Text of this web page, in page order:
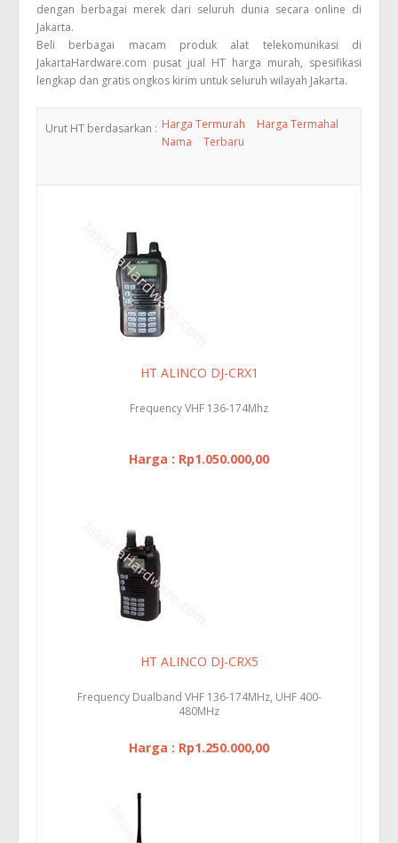
dengan berbagai merek dari seluruh dunia secara online di
Jakarta.
Beli berbagai macam produk alat telekomunikasi di
JakartaHardware.com pusat jual HT harga murah, spesifikasi
lengkap dan gratis ongkos kirim untuk seluruh wilayah Jakarta.
Urut HT berdasarkan : Harga Termurah
Harga Termahal
Nama
Terbaru
HT ALINCO DJ-CRX1
Frequency VHF 136-174Mhz
Harga : Rp1.050.000,00
HT ALINCO DJ-CRX5
Frequency Dualband VHF 136-174MHz, UHF 400-
480MHz
Harga : Rp1.250.000,00